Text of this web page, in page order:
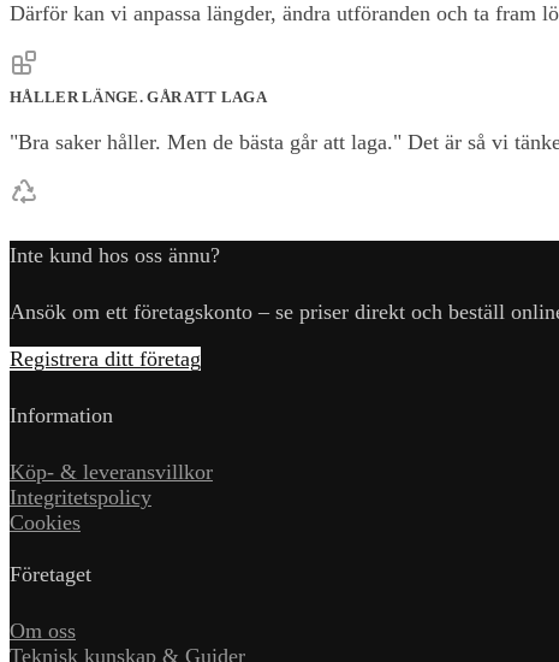
Därför kan vi anpassa längder, ändra utföranden och ta fram
HÅLLER LÄNGE. GÅR ATT LAGA
"Bra saker håller. Men de bästa går att laga." Det är så vi
Inte kund hos oss ännu?
Ansök om ett företagskonto – se priser direkt och beställ
Registrera ditt företag
Information
Köp- & leveransvillkor
Integritetspolicy
Cookies
Företaget
Om oss
Teknisk kunskap & Guider